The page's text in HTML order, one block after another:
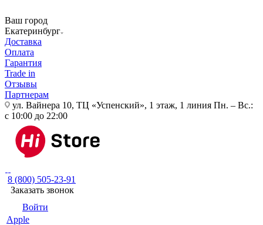
Ваш город
Екатеринбург
Доставка
Оплата
Гарантия
Trade in
Отзывы
Партнерам
ул. Вайнера 10, ТЦ «Успенский», 1 этаж, 1 линия Пн. – Вс.:
с 10:00 до 22:00
8 (800) 505-23-91
Заказать звонок
Войти
Apple